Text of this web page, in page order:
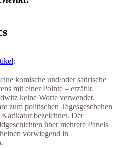
:
komische und/oder satirische
mit einer Pointe – erzählt.
keine Worte verwendet.
zum politischen Tagesgeschehen
bezeichnet. Der
über mehrere Panels
vorwiegend in